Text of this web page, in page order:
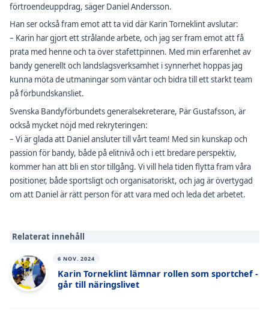
förtroendeuppdrag, säger Daniel Andersson.
Han ser också fram emot att ta vid där Karin Torneklint avslutar:
– Karin har gjort ett strålande arbete, och jag ser fram emot att få
prata med henne och ta över stafettpinnen. Med min erfarenhet av
bandy generellt och landslagsverksamhet i synnerhet hoppas jag
kunna möta de utmaningar som väntar och bidra till ett starkt team
på förbundskansliet.
Svenska Bandyförbundets generalsekreterare, Pär Gustafsson, är
också mycket nöjd med rekryteringen:
– Vi är glada att Daniel ansluter till vårt team! Med sin kunskap och
passion för bandy, både på elitnivå och i ett bredare perspektiv,
kommer han att bli en stor tillgång. Vi vill hela tiden flytta fram våra
positioner, både sportsligt och organisatoriskt, och jag är övertygad
om att Daniel är rätt person för att vara med och leda det arbetet.
Relaterat innehåll
6 NOV. 2024
Karin Torneklint lämnar rollen som sportchef -
går till näringslivet